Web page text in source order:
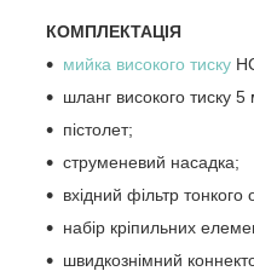
КОМПЛЕКТАЦІЯ
мийка високого тиску
шланг високого тиску 5
пістолет;
струменевий насадка;
вхідний фільтр
набір кріпильних
швидкознімний